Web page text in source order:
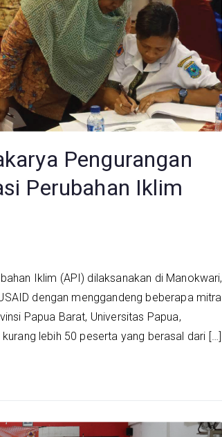
Pengurangan
Perubahan Iklim
Iklim (API) dilaksanakan di Manokwari,
dengan menggandeng beberapa mitra
Papua Barat, Universitas Papua,
lebih 50 peserta yang berasal dari […]